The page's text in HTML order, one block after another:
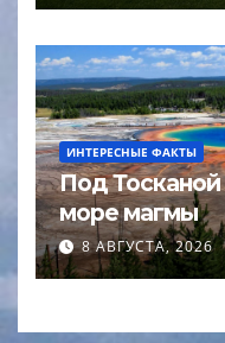
ИНТЕРЕСНЫЕ ФАКТЫ
Под
море магмы
8 АВГУСТА, 2026